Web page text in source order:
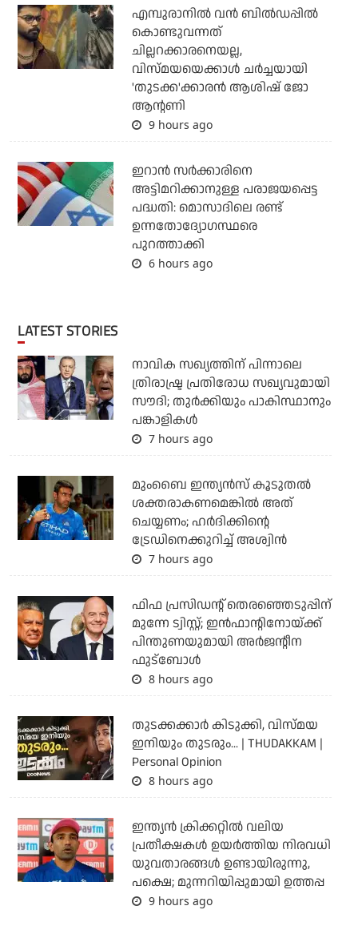
എമ്പുരാനില്‍ വന്‍ ബില്‍ഡപ്പില്‍
കൊണ്ടുവന്നത്
ചില്ലറക്കാരനെയല്ല,
വിസ്മയയെക്കാള്‍ ചര്‍ച്ചയായി
'തുടക്ക'ക്കാരന്‍ ആശിഷ് ജോ
ആന്റണി
9 hours ago
ഇറാന്‍ സര്‍ക്കാരിനെ
അട്ടിമറിക്കാനുള്ള പരാജയപ്പെട്ട
പദ്ധതി: മൊസാദിലെ രണ്ട്
ഉന്നതോദ്യോഗസ്ഥരെ
പുറത്താക്കി
6 hours ago
LATEST STORIES
നാവിക സഖ്യത്തിന് പിന്നാലെ
ത്രിരാഷ്ട്ര പ്രതിരോധ സഖ്യവുമായി
സൗദി; തുര്‍ക്കിയും പാകിസ്ഥാനും
പങ്കാളികള്‍
7 hours ago
മുംബൈ ഇന്ത്യന്‍സ് കൂടുതല്‍
ശക്തരാകണമെങ്കില്‍ അത്
ചെയ്യണം; ഹര്‍ദിക്കിന്റെ
ട്രേഡിനെക്കുറിച്ച് അശ്വിന്‍
7 hours ago
ഫിഫ പ്രസിഡന്റ് തെരഞ്ഞെടുപ്പിന്
മുന്നേ ട്വിസ്റ്റ്; ഇന്‍ഫാന്റിനോയ്ക്ക്
പിന്തുണയുമായി അര്‍ജന്റീന
ഫുട്‌ബോള്‍
8 hours ago
തുടക്കക്കാര്‍ കിടുക്കി, വിസ്മയ
ഇനിയും തുടരും... | THUDAKKAM |
Personal Opinion
8 hours ago
ഇന്ത്യന്‍ ക്രിക്കറ്റില്‍ വലിയ
പ്രതീക്ഷകള്‍ ഉയര്‍ത്തിയ നിരവധി
യുവതാരങ്ങള്‍ ഉണ്ടായിരുന്നു,
പക്ഷെ; മുന്നറിയിപ്പുമായി ഉത്തപ്പ
9 hours ago